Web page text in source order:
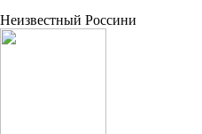
Неизвестный Россини